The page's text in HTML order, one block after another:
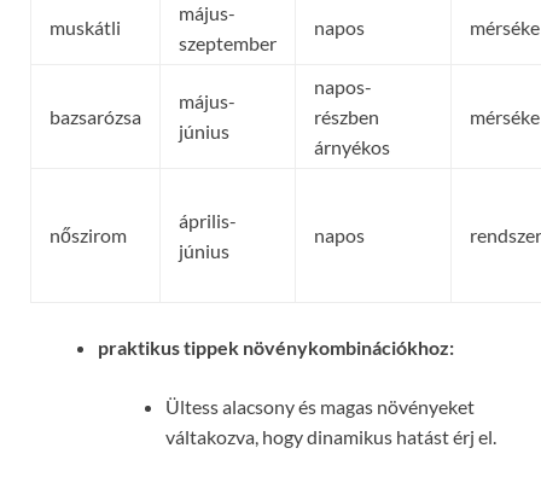
muskátli
május-
szeptember
napos
bazsarózsa
május-
június
napos-
részben
árnyékos
nőszirom
április-
június
napos
praktikus tippek növénykombinációkhoz:
Ültess alacsony és magas növényeket
váltakozva, hogy dinamikus hatást érj el.